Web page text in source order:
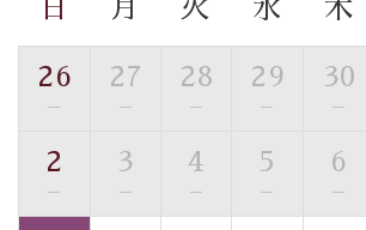
るご入浴をお愉しみください。
■お座敷風呂（大浴場）
温泉の成分に合わせ、防菌防カビの特
用。 足元が柔らかく、そして滑りにく
※男性大浴場までのご移動には階段が
ご了承のほどお願いいたします。
日 月 火 水 木
26
—
27
—
28
—
29
—
30
—
2
—
3
—
4
—
5
—
6
—